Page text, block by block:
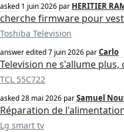
asked 1 juin 2026 par HERITIER
cherche firmware pour
Toshiba Television
answer edited7 juin 2026 parCarlo
Television ne s'allume
TCL 55C722
asked28 mai 2026 parSamuel
Réparation de
Lg smart tv